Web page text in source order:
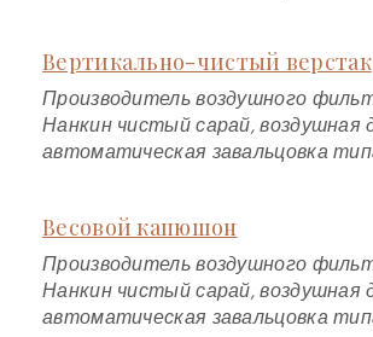
Вертикально-чистый верстак
Производитель воздушного
Нанкин чистый сарай, воздушная
автоматическая завальцовка
Весовой капюшон
Производитель воздушного
Нанкин чистый сарай, воздушная
автоматическая завальцовка